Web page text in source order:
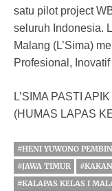
satu pilot project
seluruh Indonesia.
Malang (L’Sima)
Profesional,
L’SIMA PASTI APIK
(HUMAS LAPAS
#HENI YUWONO
#JAWA TIMUR
#KALAPAS KELAS I